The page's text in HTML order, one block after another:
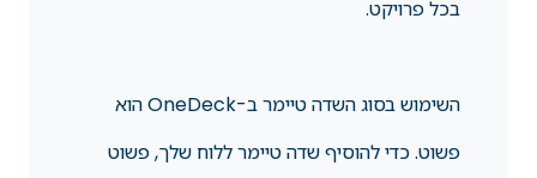
בכל פרויקט.
השימוש בסוג השדה טיימר ב-OneDeck הוא
פשוט. כדי להוסיף שדה טיימר ללוח שלך, פשוט